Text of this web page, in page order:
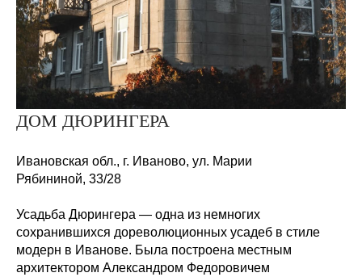
ДОМ ДЮРИНГЕРА
Ивановская обл., г. Иваново, ул. Марии
Рябининой, 33/28
Усадьба Дюрингера — одна из немногих
сохранившихся дореволюционных усадеб в стиле
модерн в Иванове. Была построена местным
архитектором Александром Федоровичем